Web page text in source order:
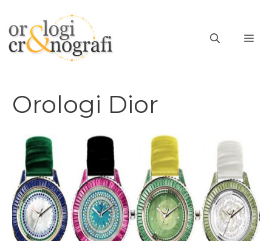
contenuto
Orologi Dior